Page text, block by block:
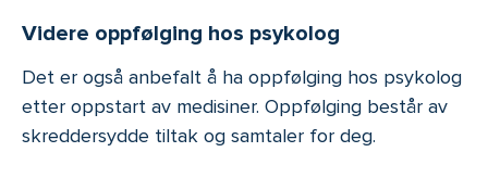
Videre oppfølging hos psykolog
Det er også anbefalt å ha oppfølging hos psykolog
etter oppstart av medisiner. Oppfølging består av
skreddersydde tiltak og samtaler for deg.